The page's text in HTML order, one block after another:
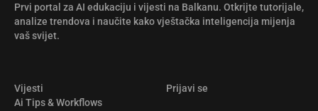
Prvi portal za AI edukaciju i vijesti na Balkanu. Otkrijte tutorijale,
analize trendova i naučite kako vještačka inteligencija mijenja
vaš svijet.
Vijesti
Ai Tips & Workflows
Prijavi se